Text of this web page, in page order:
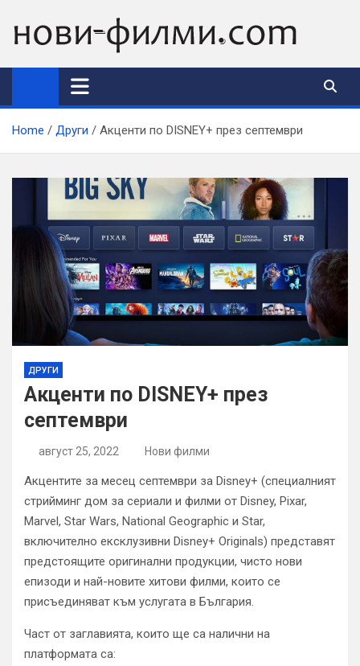
content
Home Други Aкценти по DISNEY+ през септември
ДРУГИ
Aкценти по DISNEY+ през
септември
август 25, 2022 Нови филми
Акцентите за месец септември за Disney+ (специалният
стрийминг дом за сериали и филми от Disney, Pixar,
Marvel, Star Wars, National Geographic и Star,
включително ексклузивни Disney+ Originals) представят
предстоящите оригинални продукции, чисто нови
епизоди и най-новите хитови филми, които се
присъединяват към услугата в България.
Част от заглавията, които ще са налични на
платформата са: